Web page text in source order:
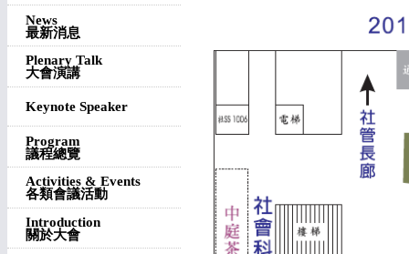
News
最新消息
Plenary Talk
大會演講
Keynote Speaker
Program
議程總覽
Activities & Events
各類會議活動
Introduction
關於大會